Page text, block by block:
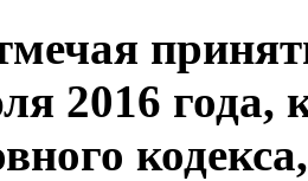
2016 года,